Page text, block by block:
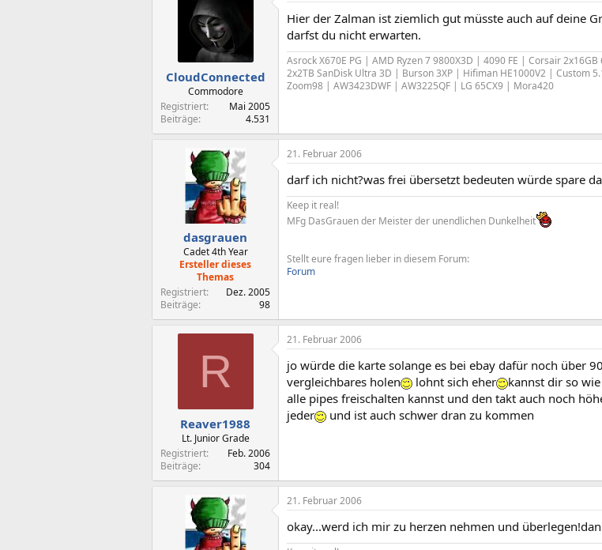
CloudConnected
Commodore
Registriert
Mai 2005
Beiträge
4.531
Hier der Zalman ist ziemlich gut müsste auch auf deine
darfst du nicht erwarten.
Asrock X670E PG | AMD Ryzen 7 9800X3D | 4090 FE | Corsair
2x2TB SanDisk Ultra 3D | Burson 3XP | Hifiman HE1000V2 | Custom
Zoom98 | AW3423DWF | AW3225QF | LG 65CX9 | Mora420
dasgrauen
Cadet 4th Year
Ersteller dieses
Themas
Registriert
Dez. 2005
Beiträge
98
21. Februar 2006
darf ich nicht?was frei übersetzt bedeuten würde spare
Keep it real!
MFg DasGrauen der Meister der unendlichen Dunkelheit
Stellt eure fragen lieber in diesem Forum:
Forum
R
Reaver1988
Lt. Junior Grade
Registriert
Feb. 2006
Beiträge
304
21. Februar 2006
jo würde die karte solange es bei ebay dafür noch über
vergleichbares holen
lohnt sich eher
kannst dir so
alle pipes freischalten kannst und den takt auch noch
jeder
und ist auch schwer dran zu kommen
21. Februar 2006
okay...werd ich mir zu herzen nehmen und